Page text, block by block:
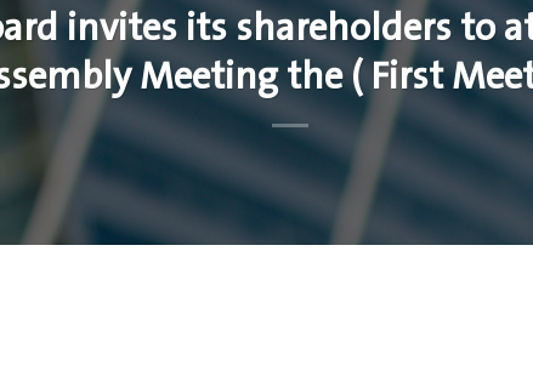
invites its shareholders to
Meeting the ( First